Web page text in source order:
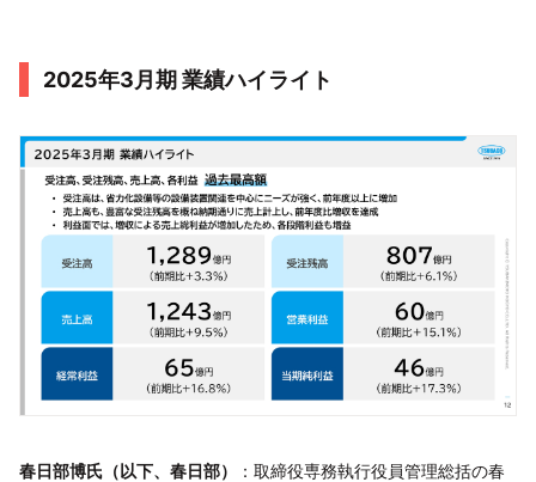
2025年3月期 業績ハイライト
春日部博氏（以下、春日部）
：取締役専務執行役員管理総括の春